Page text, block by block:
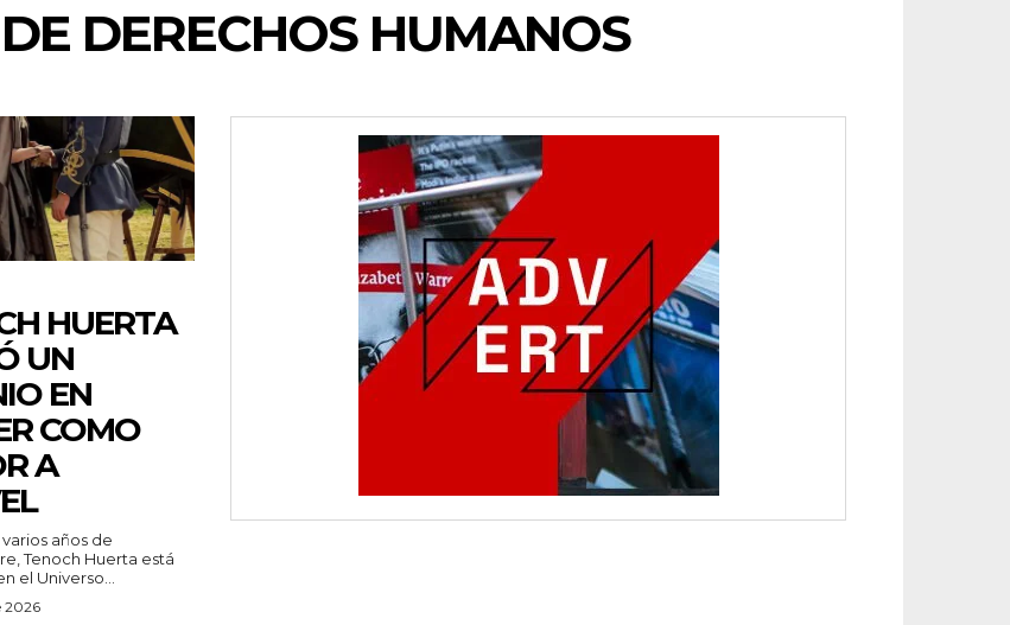
DERECHOS HUMANOS
HUERTA
UN
EN
COMO
A
años de
Tenoch Huerta está
el Universo...
2026